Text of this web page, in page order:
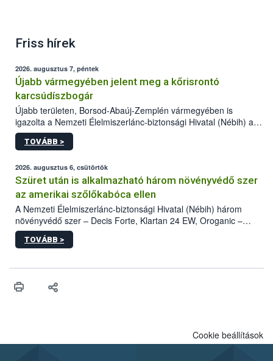
Friss hírek
2026. augusztus 7, péntek
Újabb vármegyében jelent meg a kőrisrontó
karcsúdíszbogár
Újabb területen, Borsod-Abaúj-Zemplén vármegyében is
igazolta a Nemzeti Élelmiszerlánc-biztonsági Hivatal (Nébih) a
kőrisrontó karcsúdíszbogár (Agrilus planipennis) jelenlétét. A
kártevőt nem csak színcsapdában találták meg, de már fertőzött
az intenzív felderítést, emellett az intézkedéseket a szlovák
hatósággal is összehangolják a terjedés megállítása érdekében.
TOVÁBB >
2026. augusztus 6, csütörtök
Szüret után is alkalmazható három növényvédő szer
az amerikai szőlőkabóca ellen
A Nemzeti Élelmiszerlánc-biztonsági Hivatal (Nébih) három
növényvédő szer – Decis Forte, Klartan 24 EW, Oroganic –
engedélyokiratát módosította, így azok a szüretet követően,
egészen a vesszőérettség (BBCH 91) stádiumáig
érésű szőlőkben is legyen lehetőség a károsító elleni további
felhasználók számára is elérhető és ökológiai termesztésben is
TOVÁBB >
Cookie beállítások